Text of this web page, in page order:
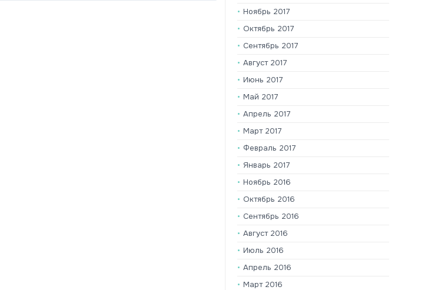
Ноябрь 2017
Октябрь 2017
Сентябрь 2017
Август 2017
Июнь 2017
Май 2017
Апрель 2017
Март 2017
Февраль 2017
Январь 2017
Ноябрь 2016
Октябрь 2016
Сентябрь 2016
Август 2016
Июль 2016
Апрель 2016
Март 2016